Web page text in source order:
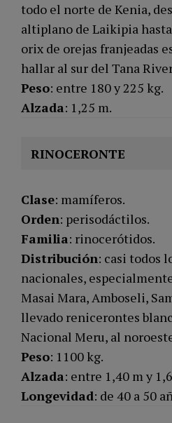
todo el norte de Kenia,
altiplano de Laikipia
orix de orejas franjeadas
hallar al sur del Tana
Peso: entre 180 y 225 kg.
Alzada: 1,25 m.
RINOCERONTE
Clase: mamíferos.
Orden: perisodáctilos.
Familia: rinocerótidos.
Distribución: casi todos
nacionales,
Masai Mara, Amboseli,
llevado renicerontes
Nacional Meru, al
Peso: 1100 kg.
Alzada: entre 1,40 m y
Longevidad: de 40 a 50